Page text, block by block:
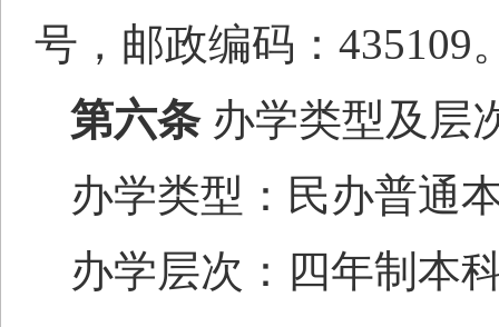
号，邮政编码：435109
第六条 办学类型及层
办学类型： 民办普通
办学层次：四年制本